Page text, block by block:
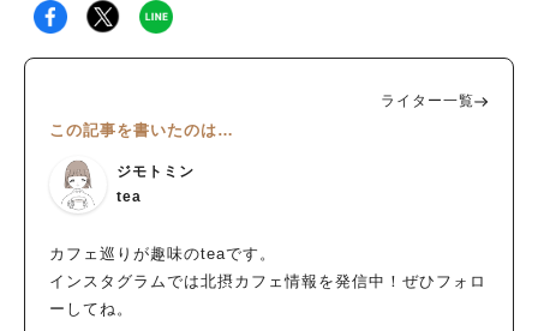
ライター一覧
この記事を書いたのは…
ジモトミン
tea
カフェ巡りが趣味のteaです。
インスタグラムでは北摂カフェ情報を発信中！ぜひフォロ
ーしてね。